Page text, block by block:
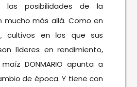
las posibilidades de la
mucho más allá. Como en
cultivos en los que sus
líderes en rendimiento,
DONMARIO apunta a
de época. Y tiene con